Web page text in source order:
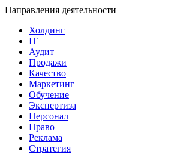
Направления деятельности
Холдинг
IT
Аудит
Продажи
Качество
Маркетинг
Обучение
Экспертиза
Персонал
Право
Реклама
Стратегия